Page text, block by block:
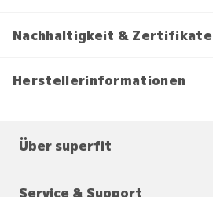
Nachhaltigkeit & Zertifikate
Herstellerinformationen
Über superfit
Service & Support